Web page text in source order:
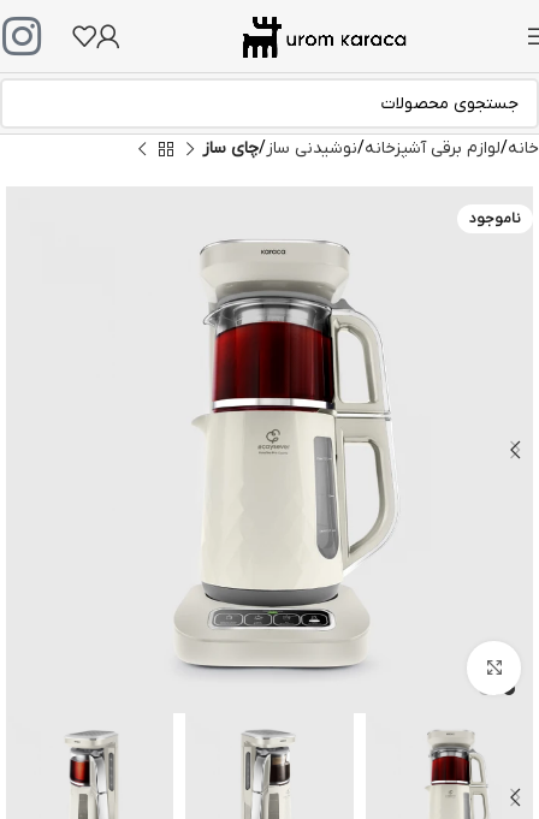
خانه لوازم برقی آشپزخانه نوشیدنی ساز چای ساز
ناموجود
بزرگنمایی تصویر